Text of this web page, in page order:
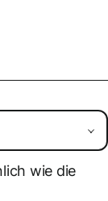
wie die